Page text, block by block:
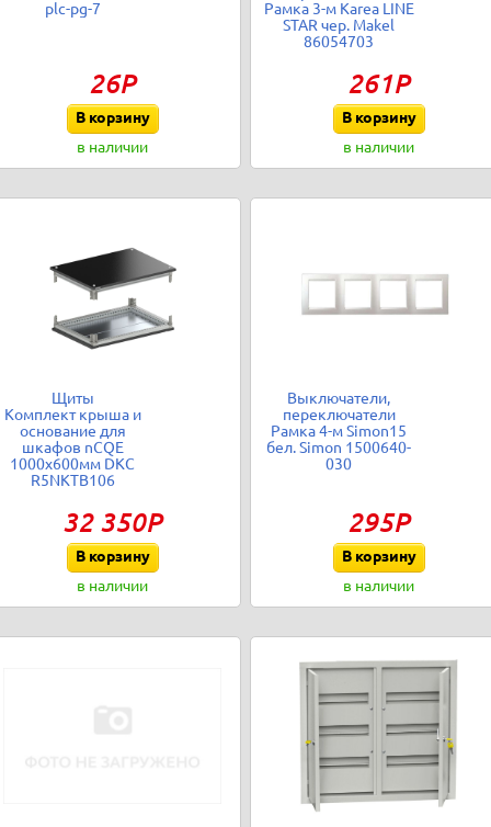
plc-pg-7
26Р
В корзину
в наличии
Рамка 3-м Karea LINE
STAR чер. Makel
86054703
261Р
В корзину
в наличии
Щиты
Комплект крыша и
основание для
шкафов nCQE
1000х600мм DKC
R5NKTB106
32 350Р
В корзину
в наличии
Выключатели,
переключатели
Рамка 4-м Simon15
бел. Simon 1500640-
030
295Р
В корзину
в наличии